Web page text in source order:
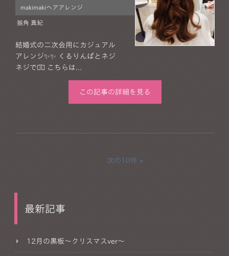
makimakiヘアアレンジ
振角 真紀
結婚式の二次会用にカジュアル
アレンジ✨✨ くるりんぱとネジ
ネジで⌄̈⃝ こちらは...
この記事の詳細を見る
次の10件
最新記事
12月の黒板～クリスマスver～